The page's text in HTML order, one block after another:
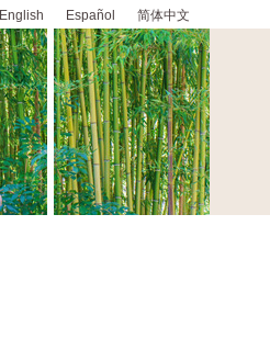
English Español 简体中文